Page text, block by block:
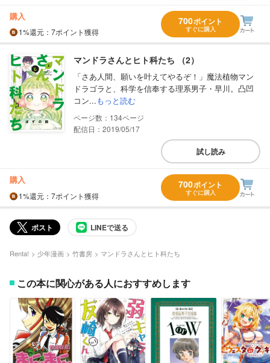
購入
1%還元 ：7ポイント獲得
700ポイント
すぐに購入
マンドラさんとヒト科たち （2）
「さあ人間、願いを叶えてやるぞ！」魔法植物マン
ドラゴラと、科学を信奉する理系男子・早川。凸凹
コン...もっと読む
134
配信日：2019/05/17
試し読み
購入
1%還元 ：7ポイント獲得
700ポイント
すぐに購入
ポスト LINEで送る
Renta! 少年漫画 竹書房 マンドラさんとヒト科たち
この本に関心がある人におすすめします